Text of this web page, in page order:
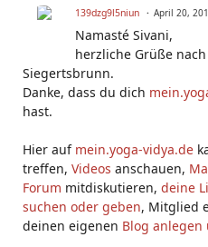
139dzg9l5niun April 20,
Namasté Sivani,
herzliche Grüße
Siegertsbrunn.
Danke, dass du dich
hast.
Hier auf mein.yoga-vidya.de
treffen, Videos anschauen,
Forum mitdiskutieren, deine
suchen oder geben, Mitglied
deinen eigenen Blog anlegen